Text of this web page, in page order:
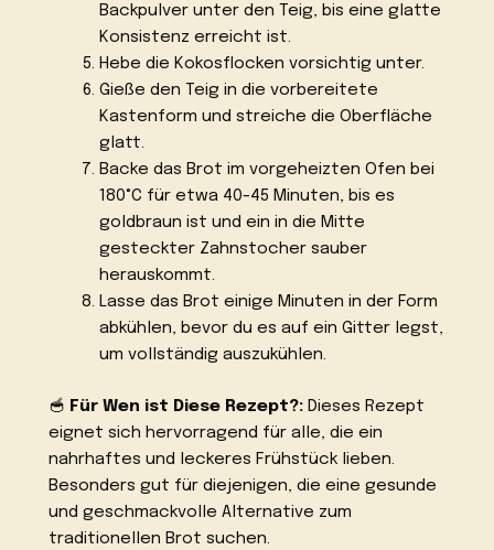
Backpulver unter den Teig, bis eine glatte
Konsistenz erreicht ist.
Hebe die Kokosflocken vorsichtig unter.
Gieße den Teig in die vorbereitete
Kastenform und streiche die Oberfläche
glatt.
Backe das Brot im vorgeheizten Ofen bei
180°C für etwa 40-45 Minuten, bis es
goldbraun ist und ein in die Mitte
gesteckter Zahnstocher sauber
herauskommt.
Lasse das Brot einige Minuten in der Form
abkühlen, bevor du es auf ein Gitter legst,
um vollständig auszukühlen.
🥣 Für Wen ist Diese Rezept?: Dieses Rezept
eignet sich hervorragend für alle, die ein
nahrhaftes und leckeres Frühstück lieben.
Besonders gut für diejenigen, die eine gesunde
und geschmackvolle Alternative zum
traditionellen Brot suchen.